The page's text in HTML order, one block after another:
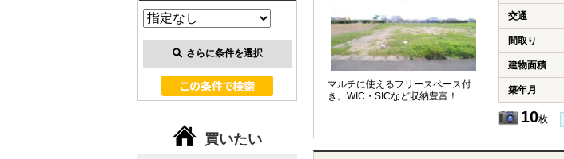
マルチに使えるフリースペース付
き。WIC・SICなど収納豊富！
交通
間取り
建物面積
築年月
10枚
さらに条件を選択
買いたい